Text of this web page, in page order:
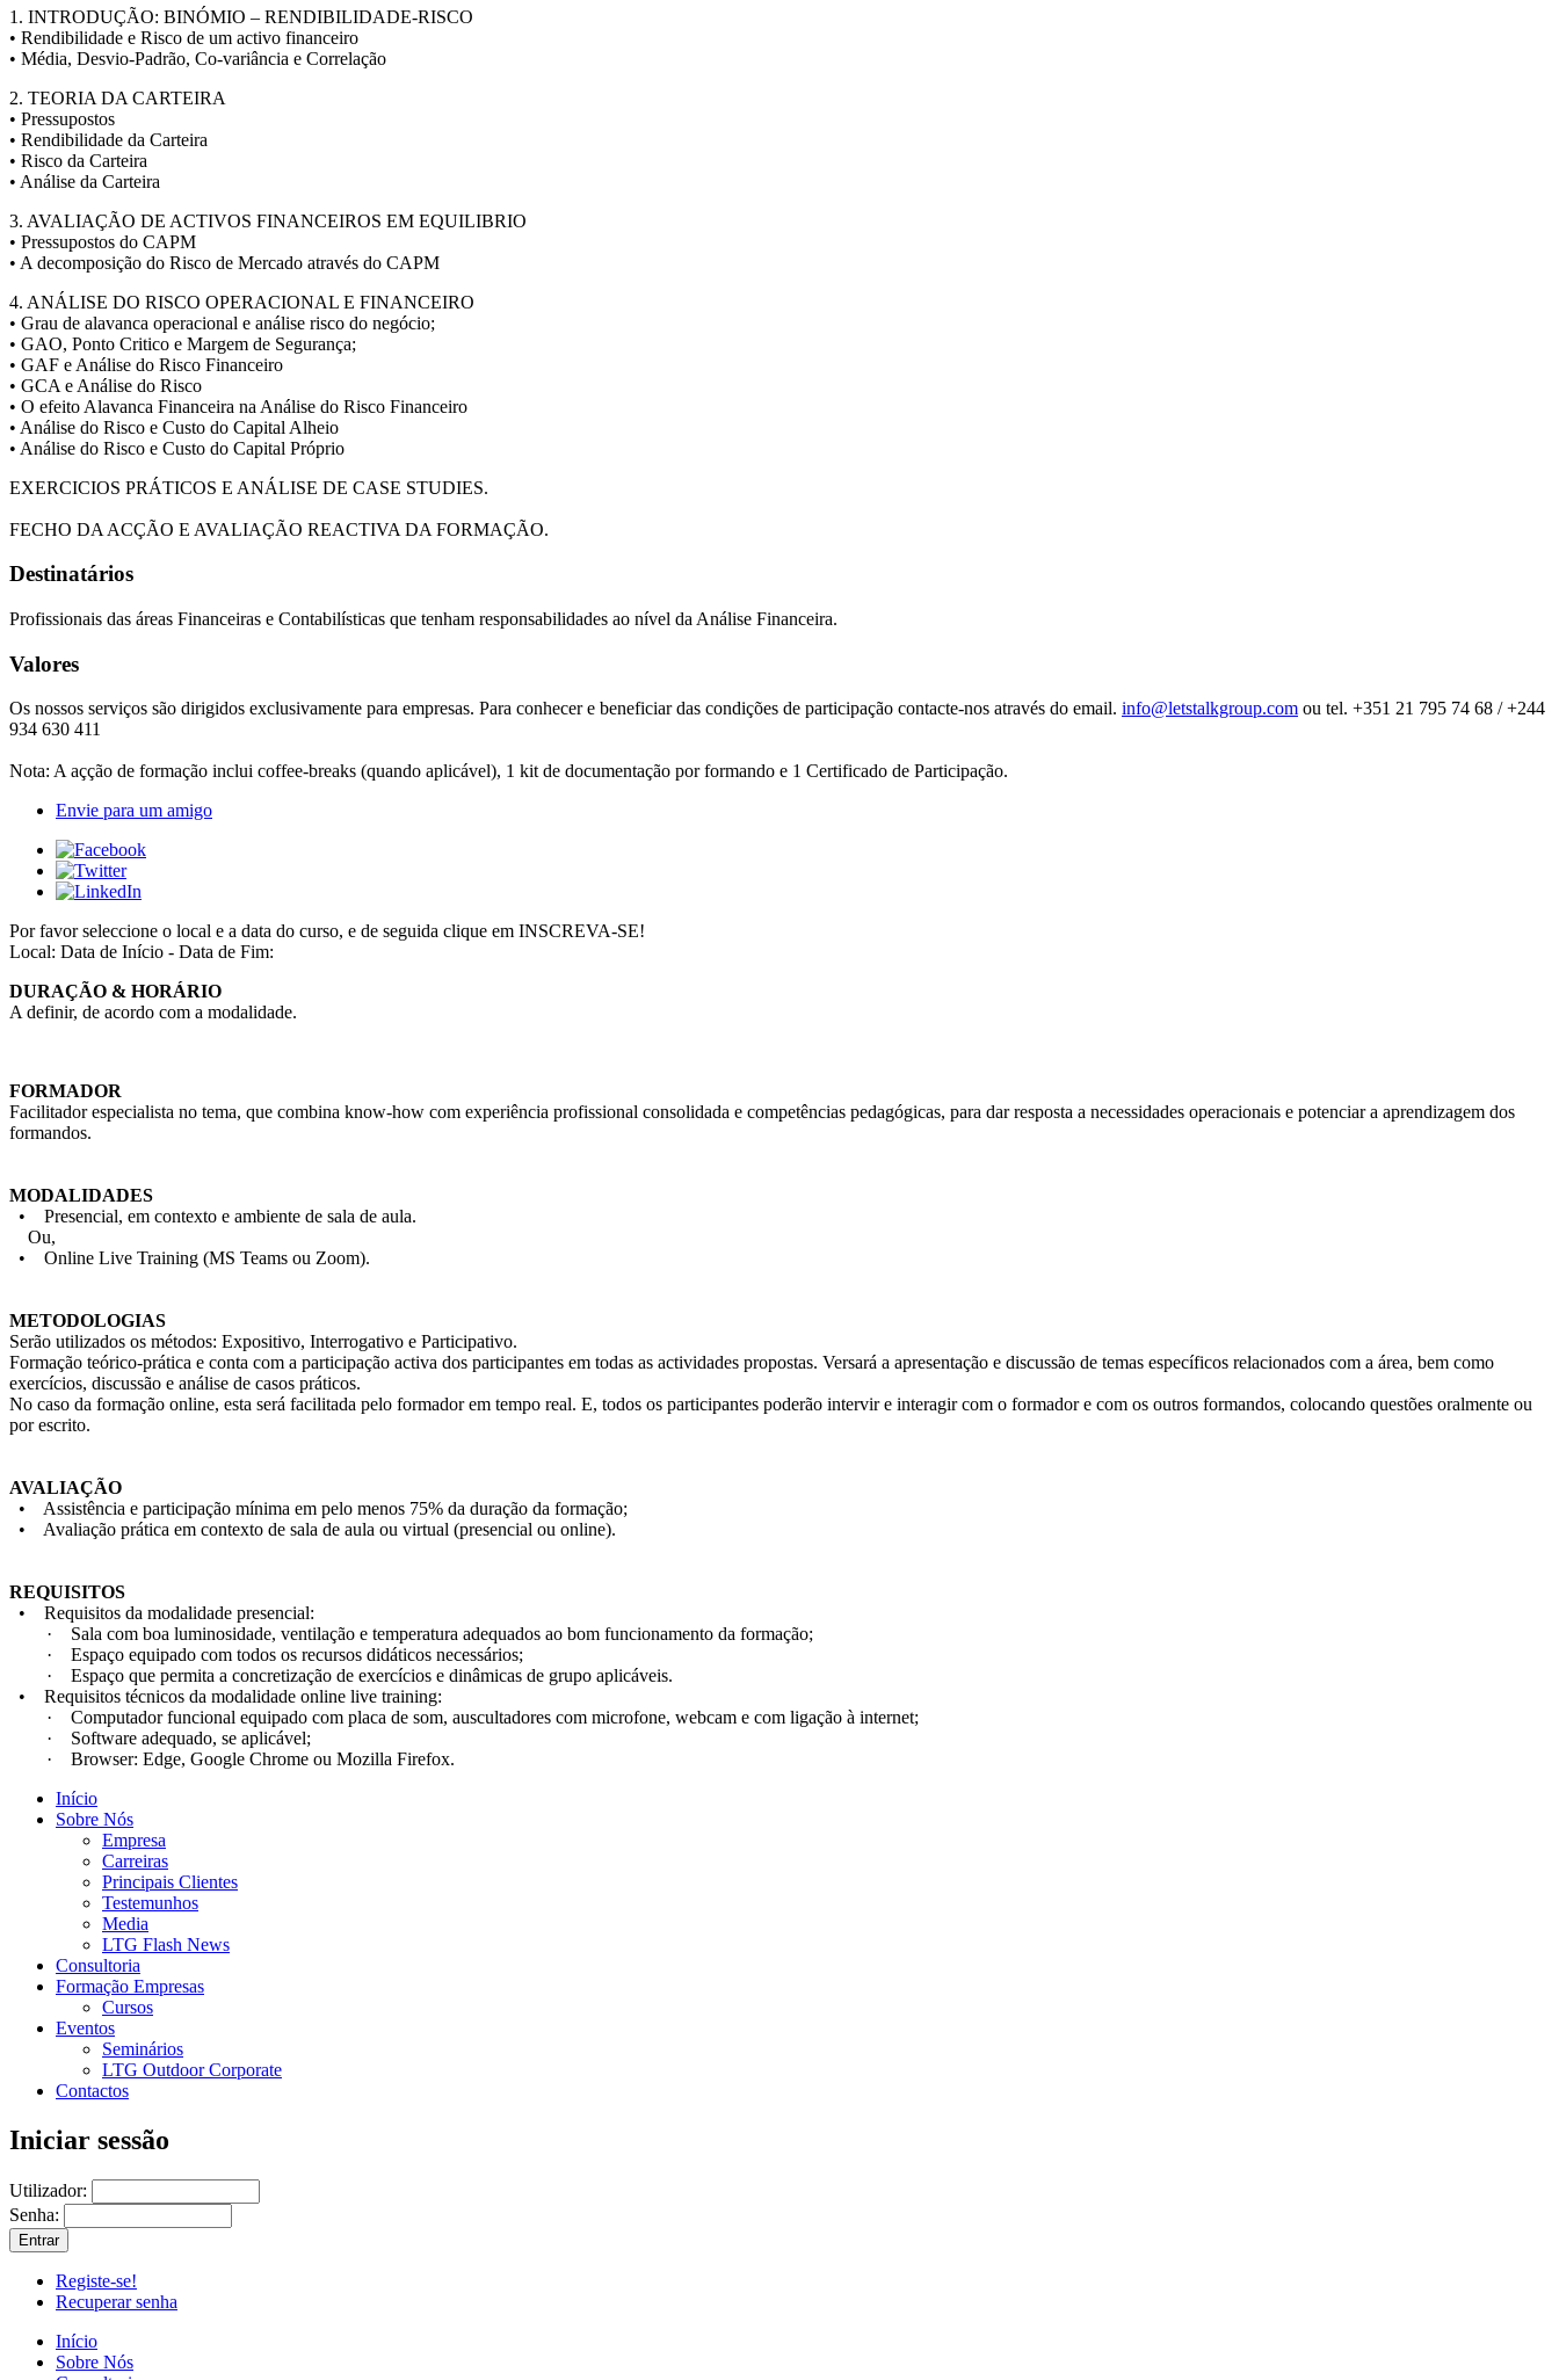
1. INTRODUÇÃO: BINÓMIO – RENDIBILIDADE-RISCO
• Rendibilidade e Risco de um activo financeiro
• Média, Desvio-Padrão, Co-variância e Correlação
2. TEORIA DA CARTEIRA
• Pressupostos
• Rendibilidade da Carteira
• Risco da Carteira
• Análise da Carteira
3. AVALIAÇÃO DE ACTIVOS FINANCEIROS EM EQUILIBRIO
• Pressupostos do CAPM
• A decomposição do Risco de Mercado através do CAPM
4. ANÁLISE DO RISCO OPERACIONAL E FINANCEIRO
• Grau de alavanca operacional e análise risco do negócio;
• GAO, Ponto Critico e Margem de Segurança;
• GAF e Análise do Risco Financeiro
• GCA e Análise do Risco
• O efeito Alavanca Financeira na Análise do Risco Financeiro
• Análise do Risco e Custo do Capital Alheio
• Análise do Risco e Custo do Capital Próprio
EXERCICIOS PRÁTICOS E ANÁLISE DE CASE STUDIES.
FECHO DA ACÇÃO E AVALIAÇÃO REACTIVA DA FORMAÇÃO.
Destinatários
Profissionais das áreas Financeiras e Contabilísticas que tenham responsabilidades ao nível da Análise Financeira.
Valores
Os nossos serviços são dirigidos exclusivamente para empresas. Para conhecer e beneficiar das condições de participação contacte-nos através do email. info@letstalkgroup.com ou tel. +351 21 795 74 68 / +244
934 630 411
Nota: A açção de formação inclui coffee-breaks (quando aplicável), 1 kit de documentação por formando e 1 Certificado de Participação.
Envie para um amigo
Por favor seleccione o local e a data do curso, e de seguida clique em INSCREVA-SE!
Local: Data de Início - Data de Fim:
DURAÇÃO & HORÁRIO
A definir, de acordo com a modalidade.
FORMADOR
Facilitador especialista no tema, que combina know-how com experiência profissional consolidada e competências pedagógicas, para dar resposta a necessidades operacionais e potenciar a aprendizagem dos
formandos.
MODALIDADES
• Presencial, em contexto e ambiente de sala de aula.
Ou,
• Online Live Training (MS Teams ou Zoom).
METODOLOGIAS
Serão utilizados os métodos: Expositivo, Interrogativo e Participativo.
Formação teórico-prática e conta com a participação activa dos participantes em todas as actividades propostas. Versará a apresentação e discussão de temas específicos relacionados com a área, bem como
exercícios, discussão e análise de casos práticos.
No caso da formação online, esta será facilitada pelo formador em tempo real. E, todos os participantes poderão intervir e interagir com o formador e com os outros formandos, colocando questões oralmente ou
por escrito.
AVALIAÇÃO
• Assistência e participação mínima em pelo menos 75% da duração da formação;
• Avaliação prática em contexto de sala de aula ou virtual (presencial ou online).
REQUISITOS
• Requisitos da modalidade presencial:
· Sala com boa luminosidade, ventilação e temperatura adequados ao bom funcionamento da formação;
· Espaço equipado com todos os recursos didáticos necessários;
· Espaço que permita a concretização de exercícios e dinâmicas de grupo aplicáveis.
• Requisitos técnicos da modalidade online live training:
· Computador funcional equipado com placa de som, auscultadores com microfone, webcam e com ligação à internet;
· Software adequado, se aplicável;
· Browser: Edge, Google Chrome ou Mozilla Firefox.
Início
Sobre Nós
Empresa
Carreiras
Principais Clientes
Testemunhos
Media
LTG Flash News
Consultoria
Formação Empresas
Cursos
Eventos
Seminários
LTG Outdoor Corporate
Contactos
Iniciar sessão
Utilizador:
Senha:
Registe-se!
Recuperar senha
Início
Sobre Nós